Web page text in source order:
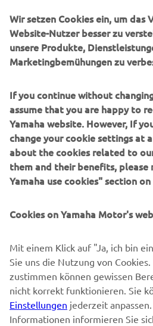
UNTERNEHMEN
B2B
MEHR YAMAHA
SUPPORT
NEWSLETTER
Sonderveranstaltungen,
Lesen Sie unsere
Ihre persönlichen Daten verarbeiten:
Wir setzen Cookies ein, um das
Website-Nutzer besser zu
unsere Produkte,
Marketingbemühungen zu
If you continue without
assume that you are happy to
Yamaha website. However, If
change your cookie settings at
about the cookies related to
them and their benefits, please
Yamaha use cookies" section
Cookies on Yamaha Motor's
Mit einem Klick auf "Ja, ich bin
Sie uns die Nutzung von
zustimmen können gewissen
nicht korrekt funktionieren. Sie
Einstellungen jederzeit
Informationen informieren Sie